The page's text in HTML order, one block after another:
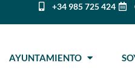
+34 985 725 424
AYUNTAMIENTO